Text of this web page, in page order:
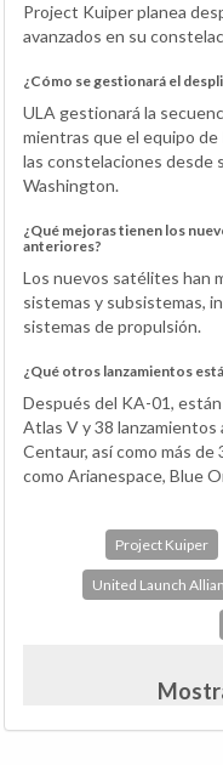
Project Kuiper planea
avanzados en su
¿Cómo se gestionará el
ULA gestionará la
mientras que el equipo
las constelaciones desde
Washington.
¿Qué mejoras tienen los
anteriores?
Los nuevos satélites han
sistemas y subsistemas,
sistemas de propulsión.
¿Qué otros lanzamientos
Después del KA-01,
Atlas V y 38
Centaur, así como más
como Arianespace, Blue
Project Kuiper
United Launch